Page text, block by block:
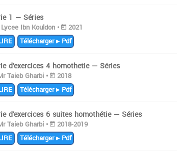
1 — Séries
Ibn Kouldon •
2021
Télécharger ▸ Pdf
d'exercices 4 homothetie — Séries
Taieb Gharbi •
2018
Télécharger ▸ Pdf
d'exercices 6 suites homothétie — Séries
Taieb Gharbi •
2018-2019
Télécharger ▸ Pdf